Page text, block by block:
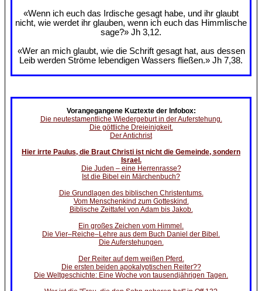
«Wenn ich euch das Irdische gesagt habe, und ihr glaubt
nicht, wie werdet ihr glauben, wenn ich euch das Himmlische
sage?» Jh 3,12.
«Wer an mich glaubt, wie die Schrift gesagt hat, aus dessen
Leib werden Ströme lebendigen Wassers fließen.» Jh 7,38.
Vorangegangene Kuztexte der Infobox:
Die neutestamentliche Wiedergeburt in der Auferstehung.
Die göttliche Dreieinigkeit.
Der Antichrist
Hier irrte Paulus, die Braut Christi ist nicht die Gemeinde, sondern
Israel.
Die Juden – eine Herrenrasse?
Ist die Bibel ein Märchenbuch?
Die Grundlagen des biblischen Christentums.
Vom Menschenkind zum Gotteskind.
Biblische Zeittafel von Adam bis Jakob.
Ein großes Zeichen vom Himmel.
Die Vier–Reiche–Lehre aus dem Buch Daniel der Bibel.
Die Auferstehungen.
Der Reiter auf dem weißen Pferd.
Die ersten beiden apokalyptischen Reiter??
Die Weltgeschichte: Eine Woche von tausendjährigen Tagen.